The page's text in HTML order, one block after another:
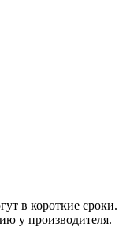
в короткие сроки.
у производителя.